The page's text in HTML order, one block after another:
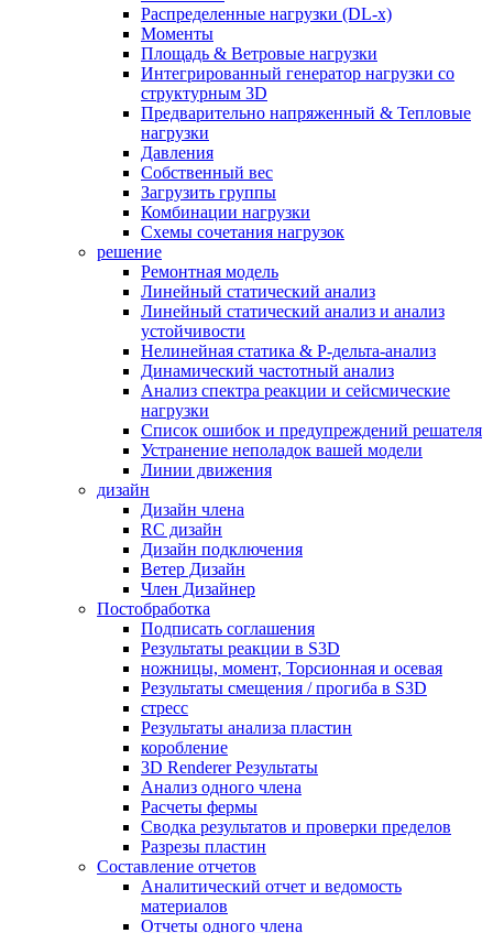
Распределенные нагрузки (DL-х)
Моменты
Площадь & Ветровые нагрузки
Интегрированный генератор нагрузки со
структурным 3D
Предварительно напряженный & Тепловые
нагрузки
Давления
Собственный вес
Загрузить группы
Комбинации нагрузки
Схемы сочетания нагрузок
решение
Ремонтная модель
Линейный статический анализ
Линейный статический анализ и анализ
устойчивости
Нелинейная статика & P-дельта-анализ
Динамический частотный анализ
Анализ спектра реакции и сейсмические
нагрузки
Список ошибок и предупреждений решателя
Устранение неполадок вашей модели
Линии движения
дизайн
Дизайн члена
RC дизайн
Дизайн подключения
Ветер Дизайн
Член Дизайнер
Постобработка
Подписать соглашения
Результаты реакции в S3D
ножницы, момент, Торсионная и осевая
Результаты смещения / прогиба в S3D
стресс
Результаты анализа пластин
коробление
3D Renderer Результаты
Анализ одного члена
Расчеты фермы
Сводка результатов и проверки пределов
Разрезы пластин
Составление отчетов
Аналитический отчет и ведомость
материалов
Отчеты одного члена